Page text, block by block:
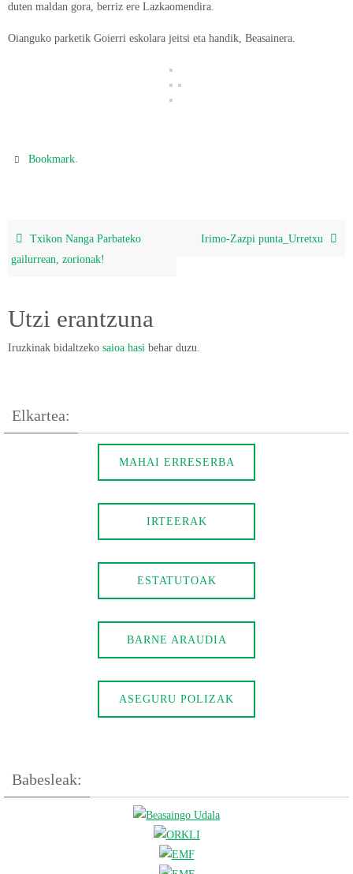
duten maldan gora, berriz ere Lazkaomendira.
Oianguko parketik Goierri eskolara jeitsi eta handik, Beasainera.
Bookmark.
Txikon Nanga Parbateko
gailurrean, zorionak!
Irimo-Zazpi punta_Urretxu
Utzi erantzuna
Iruzkinak bidaltzeko saioa hasi behar duzu.
Elkartea:
MAHAI ERRESERBA
IRTEERAK
ESTATUTOAK
BARNE ARAUDIA
ASEGURU POLIZAK
Babesleak: